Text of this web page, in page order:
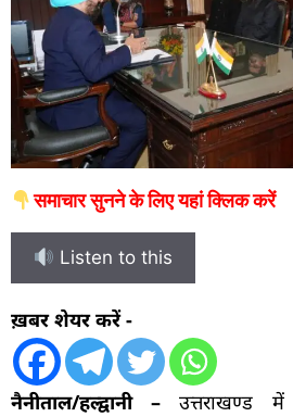
समाचार सुनने के लिए यहां क्लिक करें
Listen to this
ख़बर शेयर करें -
नैनीताल/हल्द्वानी –उत्तराखण्ड